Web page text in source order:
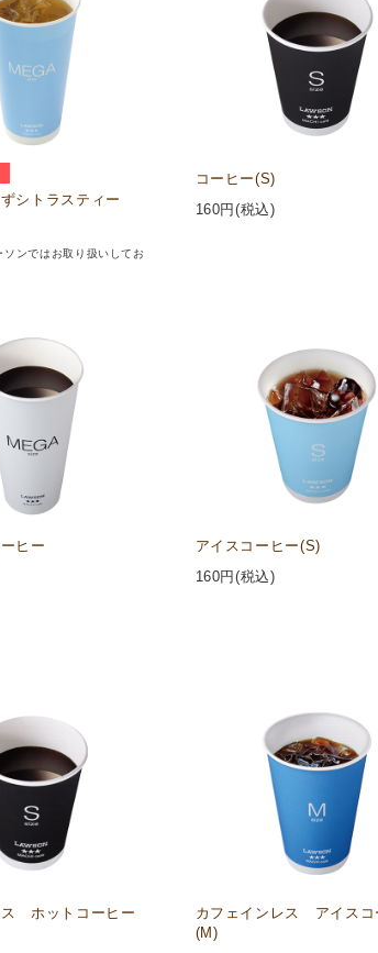
シトラスティー
ンではお取り扱いしてお
コーヒー(S)
160円(税込)
ヒー
アイスコーヒー(S)
160円(税込)
ス ホットコーヒー
カフェインレス アイスコ
(M)